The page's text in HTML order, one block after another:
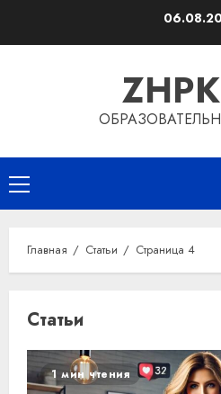
Основное
меню
Главная Статьи Страница 4
Статьи
1 мин чтения